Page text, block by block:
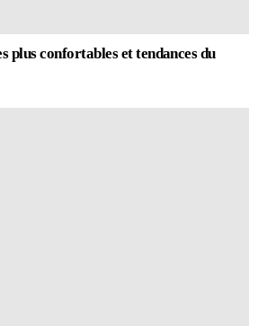
plus confortables et tendances du